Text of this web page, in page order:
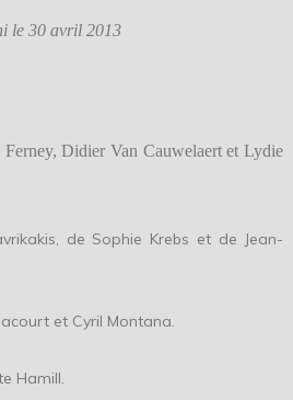
le 30 avril 2013
Didier Van Cauwelaert et Lydie
de Sophie Krebs et de Jean-
et Cyril Montana.
Hamill.